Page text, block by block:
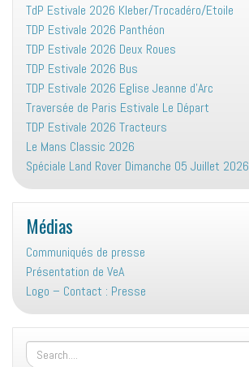
TdP Estivale 2026 Kleber/Trocadéro/Etoile
TDP Estivale 2026 Panthéon
TDP Estivale 2026 Deux Roues
TDP Estivale 2026 Bus
TDP Estivale 2026 Eglise Jeanne d’Arc
Traversée de Paris Estivale Le Départ
TDP Estivale 2026 Tracteurs
Le Mans Classic 2026
Spéciale Land Rover Dimanche 05 Juillet 2026
Médias
Communiqués de presse
Présentation de VeA
Logo – Contact : Presse